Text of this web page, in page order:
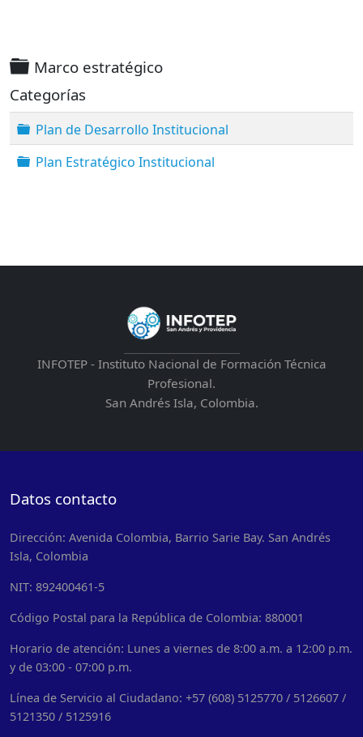
Carpeta
Marco estratégico
Categorías
Carpeta
Plan de Desarrollo Institucional
Carpeta
Plan Estratégico Institucional
INFOTEP - Instituto Nacional de Formación Técnica
Profesional.
San Andrés Isla, Colombia.
Datos contacto
Dirección: Avenida Colombia, Barrio Sarie Bay. San Andrés
Isla, Colombia
NIT: 892400461-5
Código Postal para la República de Colombia: 880001
Horario de atención: Lunes a viernes de 8:00 a.m. a 12:00 p.m.
y de 03:00 - 07:00 p.m.
Línea de Servicio al Ciudadano: +57 (608) 5125770 / 5126607 /
5121350 / 5125916